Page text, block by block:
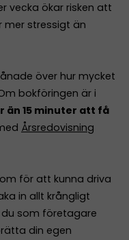
vecka ökar risken att
stressigt än
över hur mycket
bokföringen är i
än 15 minuter att få
Årsredovisning
för att kunna driva
in allt krångligt
som företagare
din egen